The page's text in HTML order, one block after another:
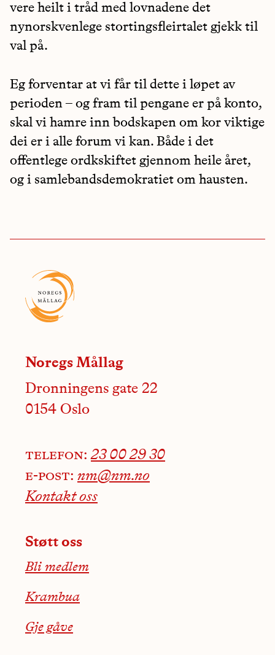
vere heilt i tråd med lovnadene det
nynorskvenlege stortingsfleirtalet gjekk til
val på.
Eg forventar at vi får til dette i løpet av
perioden – og fram til pengane er på konto,
skal vi hamre inn bodskapen om kor viktige
dei er i alle forum vi kan. Både i det
offentlege ordkskiftet gjennom heile året,
og i samlebandsdemokratiet om hausten.
Noregs Mållag
Dronningens gate 22
0154 Oslo
telefon:23 00 29 30
e-post: nm@nm.no
Kontakt oss
Støtt oss
Bli medlem
Krambua
Gje gåve